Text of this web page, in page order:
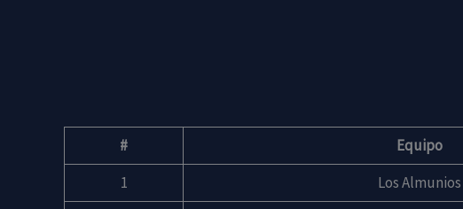
# Equipo
1
Los Almunios